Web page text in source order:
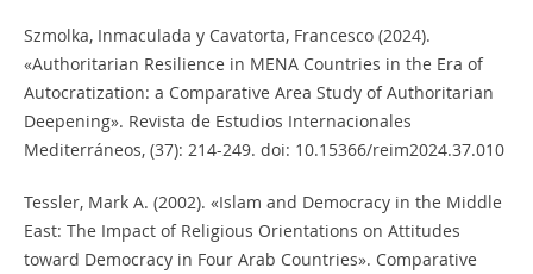
Szmolka, Inmaculada y Cavatorta, Francesco (2024).
«Authoritarian Resilience in MENA Countries in the Era of
Autocratization: a Comparative Area Study of Authoritarian
Deepening». Revista de Estudios Internacionales
Mediterráneos, (37): 214-249. doi: 10.15366/reim2024.37.010
Tessler, Mark A. (2002). «Islam and Democracy in the Middle
East: The Impact of Religious Orientations on Attitudes
toward Democracy in Four Arab Countries». Comparative